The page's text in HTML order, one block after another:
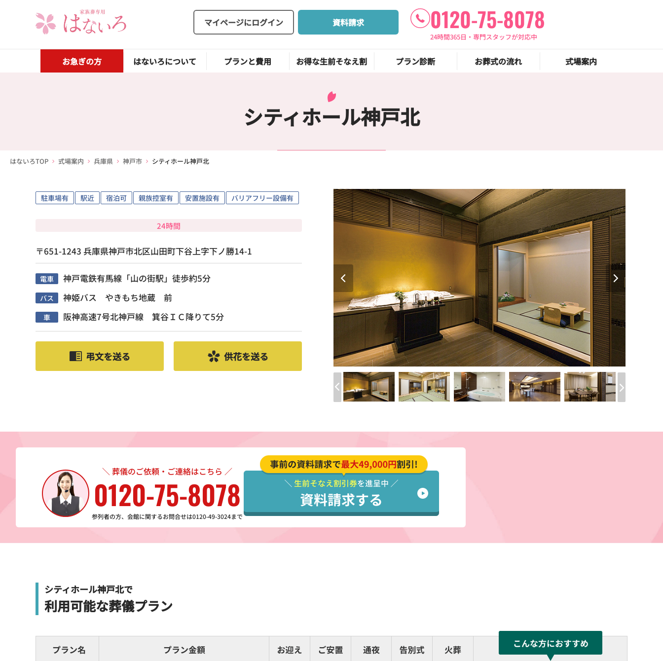
マイページにログイン 資料請求 0120-75-8078
24時間365日・専門スタッフが対応中
お急ぎの方 はないろについて プランと費用 お得な生前そなえ割 プラン診断 お葬式の流れ 式場案内
シティホール神戸北
はないろTOP 式場案内 兵庫県 神戸市 シティホール神戸北
駐車場有 駅近 宿泊可 親族控室有 安置施設有 バリアフリー設備有
24時間
〒651-1243 兵庫県神戸市北区山田町下谷上字下ノ勝14-1
電車 神戸電鉄有馬線「山の街駅」徒歩約5分
バス 神姫バス やきもち地蔵 前
車 阪神高速7号北神戸線 箕谷ＩＣ降りて5分
弔文を送る 供花を送る
＼ 葬儀のご依頼・ご連絡はこちら ／
0120-75-8078
参列者の方、会館に関するお問合せは0120-49-3024まで
シティホール神戸北で
利用可能な葬儀プラン